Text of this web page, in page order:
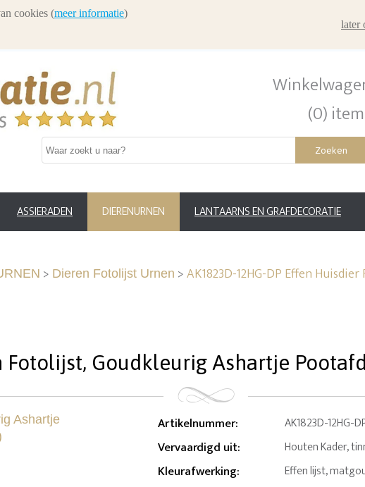
(0)
Zoeken
ASSIERADEN DIERENURNEN LANTAARNS EN GRAFDECORATIE
> Dieren Fotolijst Urnen >AK1823D-12HG-DP Effen
Fotolijst, Goudkleurig Ashartje
Artikelnummer: AK1823D-12HG-
Vervaardigd uit: Houten Kader,
Kleurafwerking: Effen lijst,
cookies (meer informatie)
later